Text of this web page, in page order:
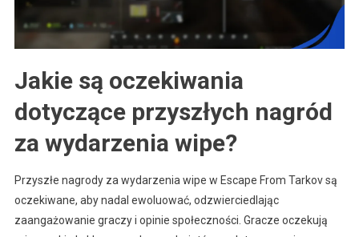
Jakie są oczekiwania
dotyczące przyszłych nagród
za wydarzenia wipe?
Przyszłe nagrody za wydarzenia wipe w Escape From Tarkov są
oczekiwane, aby nadal ewoluować, odzwierciedlając
zaangażowanie graczy i opinie społeczności. Gracze oczekują